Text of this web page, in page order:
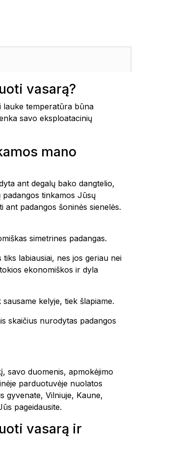
vasarą?
lauke temperatūra būna
savo eksploatacinių
mano
ant degalų bako dangtelio,
tinkamos Jūsų
padangos šoninės sienelės.
simetrines padangas.
labiausiai, nes jos geriau nei
ekonomiškos ir dyla
kelyje, tiek šlapiame.
skaičius nurodytas padangos
savo duomenis, apmokėjimo
parduotuvėje nuolatos
gyvenate, Vilniuje, Kaune,
pageidausite.
vasarą ir